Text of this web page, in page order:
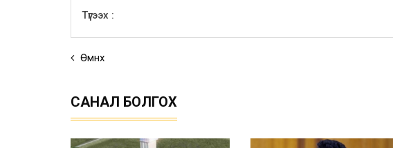
Түгээх :
Өмнөх
САНАЛ БОЛГОХ